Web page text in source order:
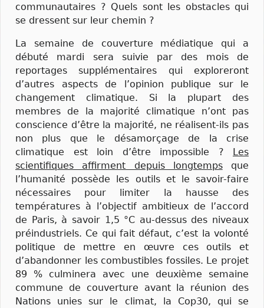
communautaires ? Quels sont les obstacles qui
se dressent sur leur chemin ?
La semaine de couverture médiatique qui a
débuté mardi sera suivie par des mois de
reportages supplémentaires qui exploreront
d’autres aspects de l’opinion publique sur le
changement climatique. Si la plupart des
membres de la majorité climatique n’ont pas
conscience d’être la majorité, ne réalisent-ils pas
non plus que le désamorçage de la crise
climatique est loin d’être impossible ? Les
scientifiques affirment depuis longtempsque
l’humanité possède les outils et le savoir-faire
nécessaires pour limiter la hausse des
températures à l’objectif ambitieux de l’accord
de Paris, à savoir 1,5 °C au-dessus des niveaux
préindustriels. Ce qui fait défaut, c’est la volonté
politique de mettre en œuvre ces outils et
d’abandonner les combustibles fossiles. Le projet
89 % culminera avec une deuxième semaine
commune de couverture avant la réunion des
Nations unies sur le climat, la Cop30, qui se